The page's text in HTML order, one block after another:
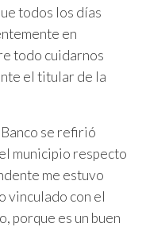
todos los días
en
todo cuidarnos
el titular de la
se refirió
municipio respecto
me estuvo
vinculado con el
porque es un buen